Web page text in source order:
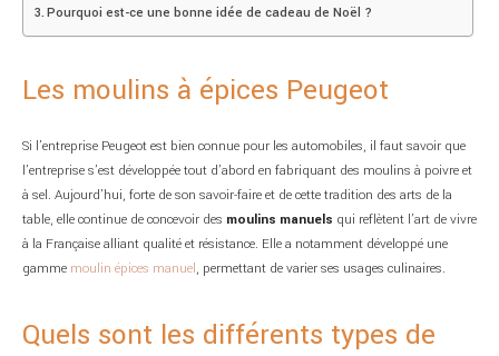
Pourquoi est-ce une bonne idée de cadeau de Noël ?
Les moulins à épices Peugeot
Si l’entreprise Peugeot est bien connue pour les automobiles, il faut savoir que
l’entreprise s’est développée tout d’abord en fabriquant des moulins à poivre et
à sel. Aujourd’hui, forte de son savoir-faire et de cette tradition des arts de la
table, elle continue de concevoir des moulins manuels qui reflètent l’art de vivre
à la Française alliant qualité et résistance. Elle a notamment développé une
gamme moulin épices manuel, permettant de varier ses usages culinaires.
Quels sont les différents types de